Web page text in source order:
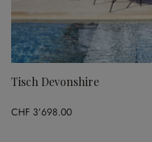
Tisch Devonshire
CHF 3’698.00